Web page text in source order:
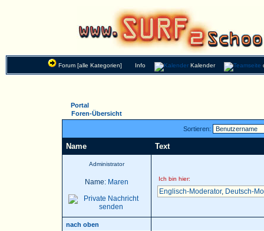
Forum [alle Kategorien] Info Kalender
Portal
Foren-Übersicht
Sortieren:
Name Text
Administrator
Name: Maren Ich bin hier:
Englisch-Moderator, Deutsch-
nach oben